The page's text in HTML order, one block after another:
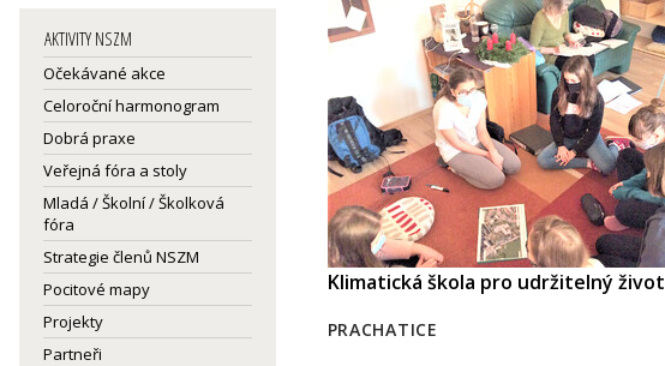
AKTIVITY NSZM
Očekávané akce
Celoroční harmonogram
Dobrá praxe
Veřejná fóra a stoly
Mladá / Školní / Školková
fóra
Strategie členů NSZM
Pocitové mapy
Projekty
Partneři
Klimatická škola pro udržitelný život
PRACHATICE